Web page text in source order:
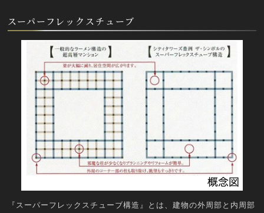
スーパーフレックスチューブ
『スーパーフレックスチューブ構造』とは、建物の外周部と内周部